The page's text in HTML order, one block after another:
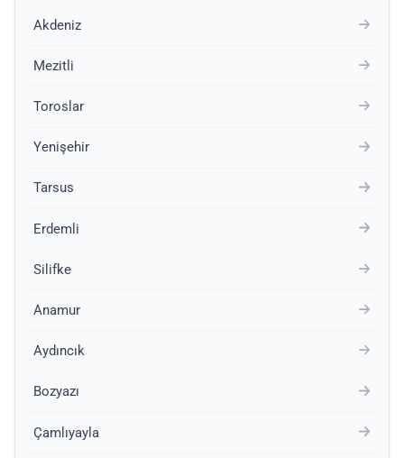
Akdeniz
Mezitli
Toroslar
Yenişehir
Tarsus
Erdemli
Silifke
Anamur
Aydıncık
Bozyazı
Çamlıyayla